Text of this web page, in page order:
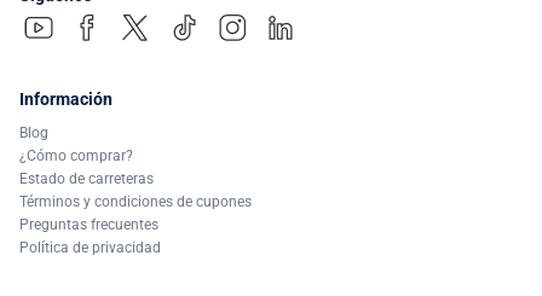
Información
Blog
¿Cómo comprar?
Estado de carreteras
Términos y condiciones de cupones
Preguntas frecuentes
Política de privacidad